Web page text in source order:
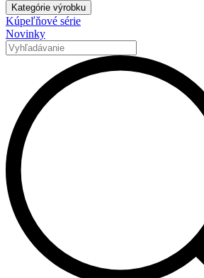
Kategórie výrobku
Kúpeľňové série
Novinky